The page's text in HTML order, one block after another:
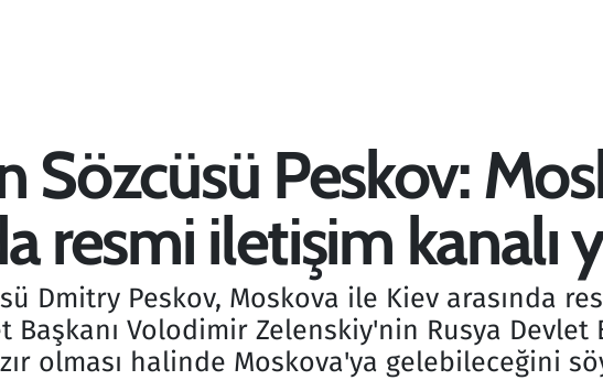
Sözcüsü Peskov:
resmi iletişim kanalı
Dmitry Peskov, Moskova ile Kiev arasında
Başkanı Volodimir Zelenskiy'nin Rusya
olması halinde Moskova'ya gelebileceğini